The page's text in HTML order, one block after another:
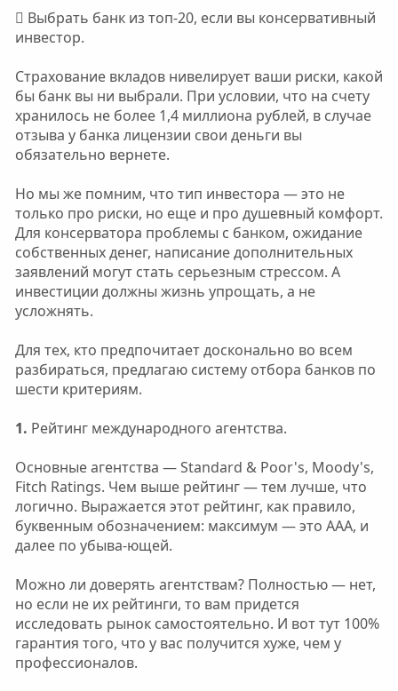
 Выбрать банк из топ-20, если вы консервативный
инвестор.
Страхование вкладов нивелирует ваши риски, какой
бы банк вы ни выбрали. При условии, что на счету
хранилось не более 1,4 миллиона рублей, в случае
отзыва у банка лицензии свои деньги вы
обязательно вернете.
Но мы же помним, что тип инвестора — это не
только про риски, но еще и про душевный комфорт.
Для консерватора проблемы с банком, ожидание
собственных денег, написание дополнительных
заявлений могут стать серьезным стрессом. А
инвестиции должны жизнь упрощать, а не
усложнять.
Для тех, кто предпочитает досконально во всем
разбираться, предлагаю систему отбора банков по
шести критериям.
1. Рейтинг международного агентства.
Основные агентства — Standard & Poor's, Moody's,
Fitch Ratings. Чем выше рейтинг — тем лучше, что
логично. Выражается этот рейтинг, как правило,
буквенным обозначением: максимум — это ААА, и
далее по убыва-ющей.
Можно ли доверять агентствам? Полностью — нет,
но если не их рейтинги, то вам придется
исследовать рынок самостоятельно. И вот тут 100%
гарантия того, что у вас получится хуже, чем у
профессионалов.